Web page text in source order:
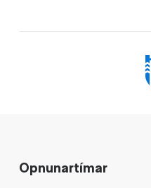
Opnunartímar